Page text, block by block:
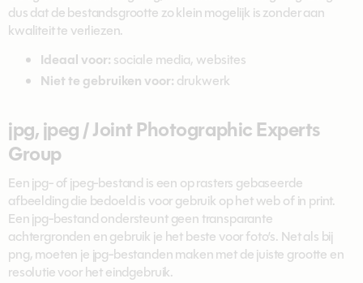
dus dat de bestandsgrootte zo klein mogelijk is zonder aan
kwaliteit te verliezen.
Ideaal voor: sociale media, websites
Niet te gebruiken voor: drukwerk
jpg, jpeg / Joint Photographic Experts
Group
Een jpg- of jpeg-bestand is een op rasters gebaseerde
afbeelding die bedoeld is voor gebruik op het web of in print.
Een jpg-bestand ondersteunt geen transparante
achtergronden en gebruik je het beste voor foto’s. Net als bij
png, moeten je jpg-bestanden maken met de juiste grootte en
resolutie voor het eindgebruik.